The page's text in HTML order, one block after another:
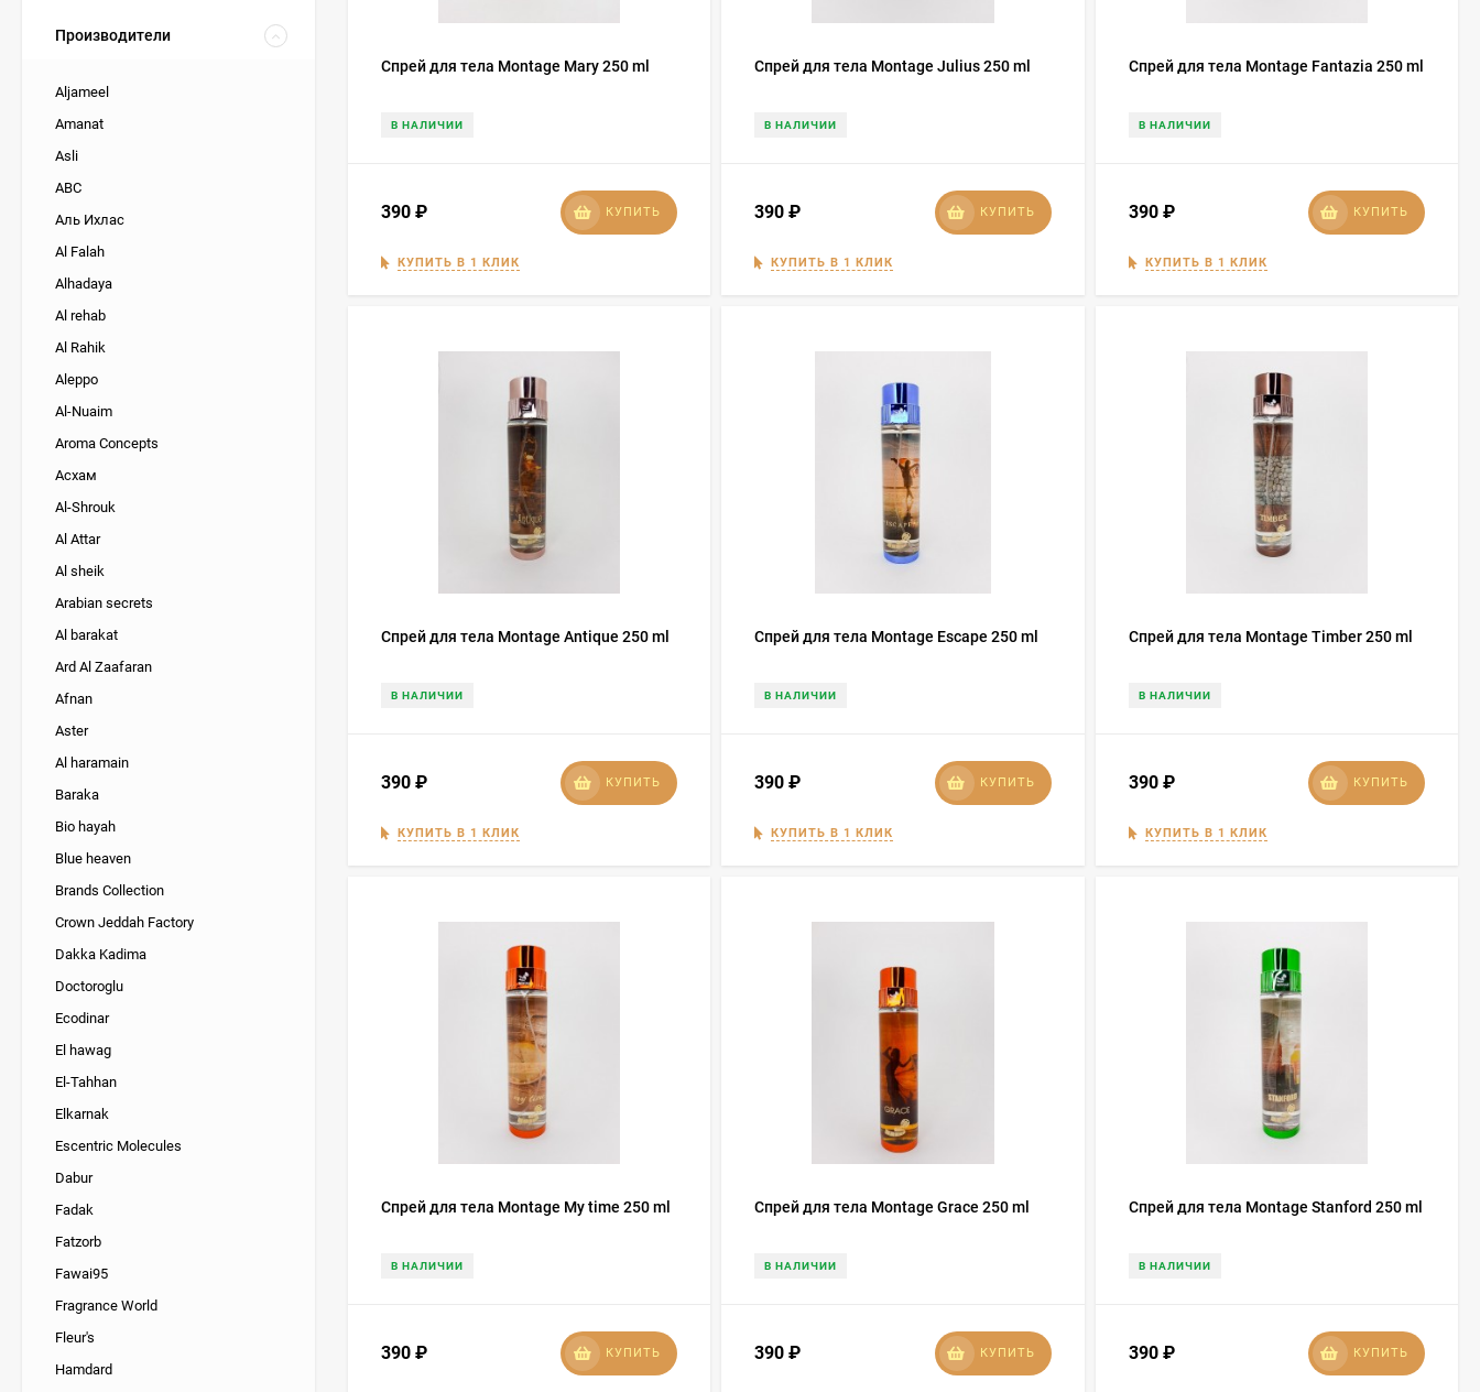
Спрей для тела Montage Mary 250 ml
В НАЛИЧИИ
390 ₽ КУПИТЬ
КУПИТЬ В 1 КЛИК
Спрей для тела Montage Julius 250 ml
В НАЛИЧИИ
390₽ КУПИТЬ
КУПИТЬ В 1 КЛИК
Спрей для тела Montage Fantazia 250 ml
В НАЛИЧИИ
390 ₽ КУПИТЬ
КУПИТЬ В 1 КЛИК
Спрей для тела Montage Antique 250 ml
В НАЛИЧИИ
390 ₽ КУПИТЬ
КУПИТЬ В 1 КЛИК
Спрей для тела Montage Escape 250 ml
В НАЛИЧИИ
390₽ КУПИТЬ
КУПИТЬ В 1 КЛИК
Спрей для тела Montage Timber 250 ml
В НАЛИЧИИ
390 ₽ КУПИТЬ
КУПИТЬ В 1 КЛИК
Спрей для тела Montage My time 250 ml
В НАЛИЧИИ
390 ₽ КУПИТЬ
Спрей для тела Montage Grace 250 ml
В НАЛИЧИИ
390₽ КУПИТЬ
Спрей для тела Montage Stanford 250 ml
В НАЛИЧИИ
390 ₽ КУПИТЬ
Производители
Aljameel
Amanat
Asli
ABC
Аль Ихлас
Al Falah
Alhadaya
Al rehab
Al Rahik
Aleppo
Al-Nuaim
Aroma Concepts
Асхам
Al-Shrouk
Al Attar
Al sheik
Arabian secrets
Al barakat
Ard Al Zaafaran
Afnan
Aster
Al haramain
Baraka
Bio hayah
Blue heaven
Brands Collection
Crown Jeddah Factory
Dakka Kadima
Doctoroglu
Ecodinar
El hawag
El-Tahhan
Elkarnak
Escentric Molecules
Dabur
Fadak
Fatzorb
Fawai95
Fragrance World
Fleur's
Hamdard